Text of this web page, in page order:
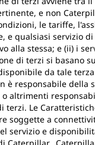
e non
le tariffe,
e qualsiasi servizio
alla stessa; e (ii) i
di terzi si basano
da tale
è responsabile della
o altrimenti
terzi. Le
soggette a
servizio e